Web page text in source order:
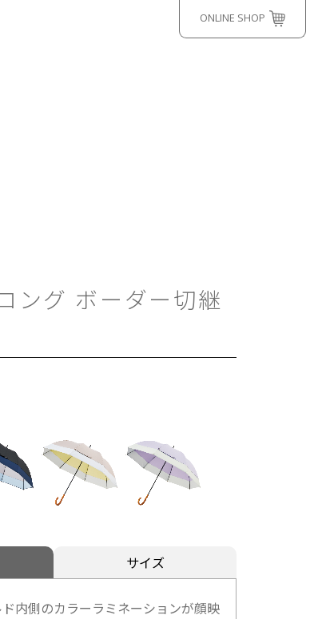
ONLINE SHOP
ング ボーダー切継
サイズ
内側のカラーラミネーションが顔映